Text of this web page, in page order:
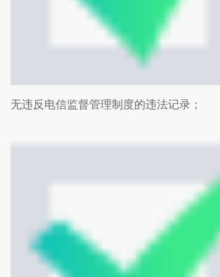
无违反电信监督管理制度的违法记录；